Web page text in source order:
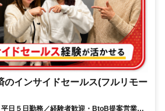
のインサイドセールス(フルリモー
平日５日勤務／経験者歓迎・BtoB提案営業で